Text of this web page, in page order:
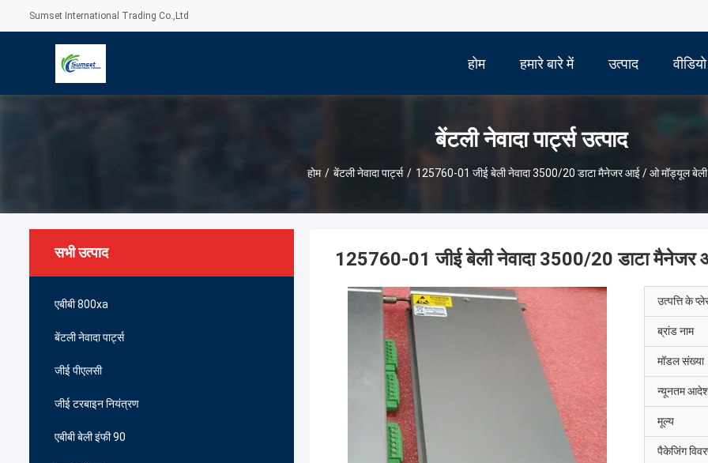
Sumset International Trading Co.,Ltd
होम हमारे बारे में उत्पाद वीडियो
बेंटली नेवादा पार्ट्स उत्पाद
होम / बेंटली नेवादा पार्ट्स / 125760-01 जीई बेली नेवादा 3500/20 डाटा मैनेजर आई / ओ मॉड्यूल बेली
सभी उत्पाद
एबीबी 800xa
बेंटली नेवादा पार्ट्स
जीई पीएलसी
जीई टरबाइन नियंत्रण
एबीबी बेली इंफी 90
125760-01 जीई बेली नेवादा 3500/20 डाटा मैनेजर
उत्पत्ति के
ब्रांड नाम
मॉडल संख्या
न्यूनतम आदेश
मूल्य
पैकेजिंग